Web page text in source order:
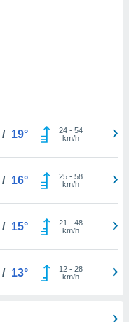
/ 19° 24- 54
km/h
/ 16° 25- 58
km/h
/ 15° 21 - 48
km/h
/ 13° 12- 28
km/h